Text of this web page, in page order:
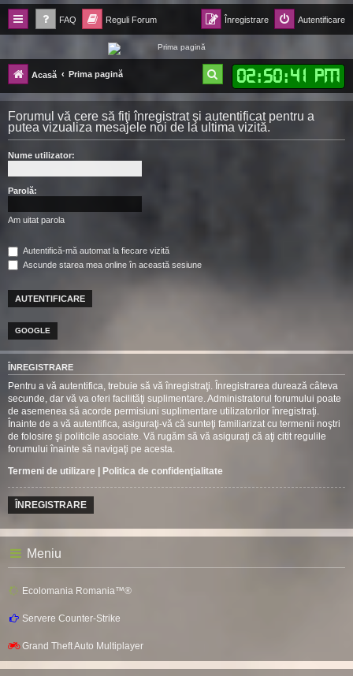
FAQ Reguli Forum Autentificare
Înregistrare
Forum Ecolomania™®
-= Idei pentru viitor =-
Acasă Prima pagină 02:50:42 PM
ă
u
Forumul vă cere să fiţi înregistrat şi autentificat pentru a
putea vizualiza mesajele noi de la ultima vizită.
Nume utilizator:
Parolă:
Am uitat parola
Autentifică-mă automat la fiecare vizită
Ascunde starea mea online în această sesiune
GOOGLE
ÎNREGISTRARE
Pentru a vă autentifica, trebuie să vă înregistraţi. Înregistrarea durează câteva
secunde, dar vă va oferi facilităţi suplimentare. Administratorul forumului poate
de asemenea să acorde permisiuni suplimentare utilizatorilor înregistraţi.
Înainte de a vă autentifica, asiguraţi-vă că sunteţi familiarizat cu termenii noştri
de folosire şi politicile asociate. Vă rugăm să vă asiguraţi că aţi citit regulile
forumului înainte să navigaţi pe acesta.
Termeni de utilizare | Politica de confidenţialitate
ÎNREGISTRARE
Meniu
Ecolomania Romania™®
Servere Counter-Strike
Grand Theft Auto Multiplayer